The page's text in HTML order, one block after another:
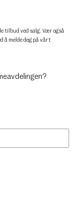
tilbud ved salg. Vær også
å melde deg på vårt